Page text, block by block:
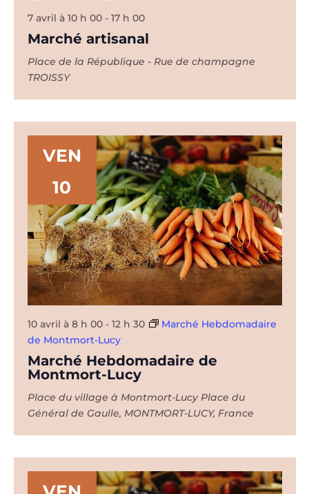
Marché artisanal
7 avril à 10 h 00- 17 h 00
Place de la République - Rue de champagne
TROISSY
VEN
10
Marché Hebdomadaire de
Montmort-Lucy
10 avril à 8 h 00- 12 h 30
Marché Hebdomadaire
de Montmort-Lucy
Place du village à Montmort-LucyPlace du
Général de Gaulle, MONTMORT-LUCY, France